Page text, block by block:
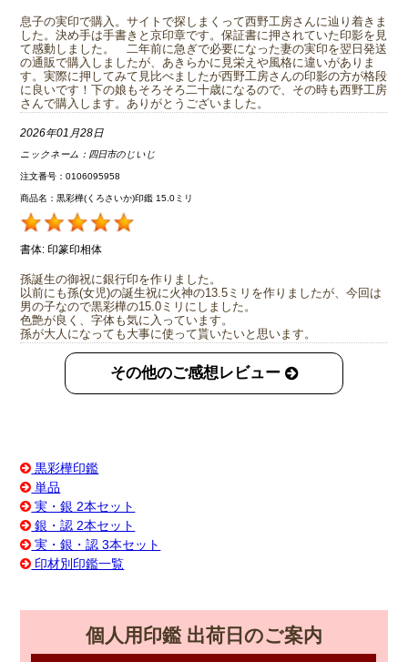
息子の実印で購入。サイトで探しまくって西野工房さんに辿り着きま
した。決め手は手書きと京印章です。保証書に押されていた印影を見
て感動しました。 二年前に急ぎで必要になった妻の実印を翌日発送
の通販で購入しましたが、あきらかに見栄えや風格に違いがありま
す。実際に押してみて見比べましたが西野工房さんの印影の方が格段
に良いです！下の娘もそろそろ二十歳になるので、その時も西野工房
さんで購入します。ありがとうございました。
2026年01月28日
ニックネーム： 四日市のじいじ
注文番号：0106095958
商品名：黒彩樺(くろさいか)印鑑 15.0ミリ
書体: 印篆印相体
孫誕生の御祝に銀行印を作りました。
以前にも孫(女児)の誕生祝に火神の13.5ミリを作りましたが、今回は
男の子なので黒彩樺の15.0ミリにしました。
色艶が良く、字体も気に入っています。
孫が大人になっても大事に使って貰いたいと思います。
その他のご感想レビュー
黒彩樺印鑑
単品
実・銀 2本セット
銀・認 2本セット
実・銀・認 3本セット
印材別印鑑一覧
個人用印鑑 出荷日のご案内